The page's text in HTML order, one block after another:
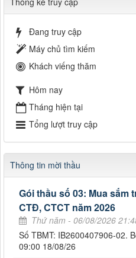
Đang truy cập
Máy chủ tìm kiếm
Khách viếng thăm
Hôm nay
Tháng hiện tại
Tổng lượt truy cập
Thông tin mời thầu
Gói thầu số 03: Mua sắm
CTĐ, CTCT năm 2026
Thứ năm - 06/08/2026
Số TBMT: IB2600407906-02.
09:00 18/08/26